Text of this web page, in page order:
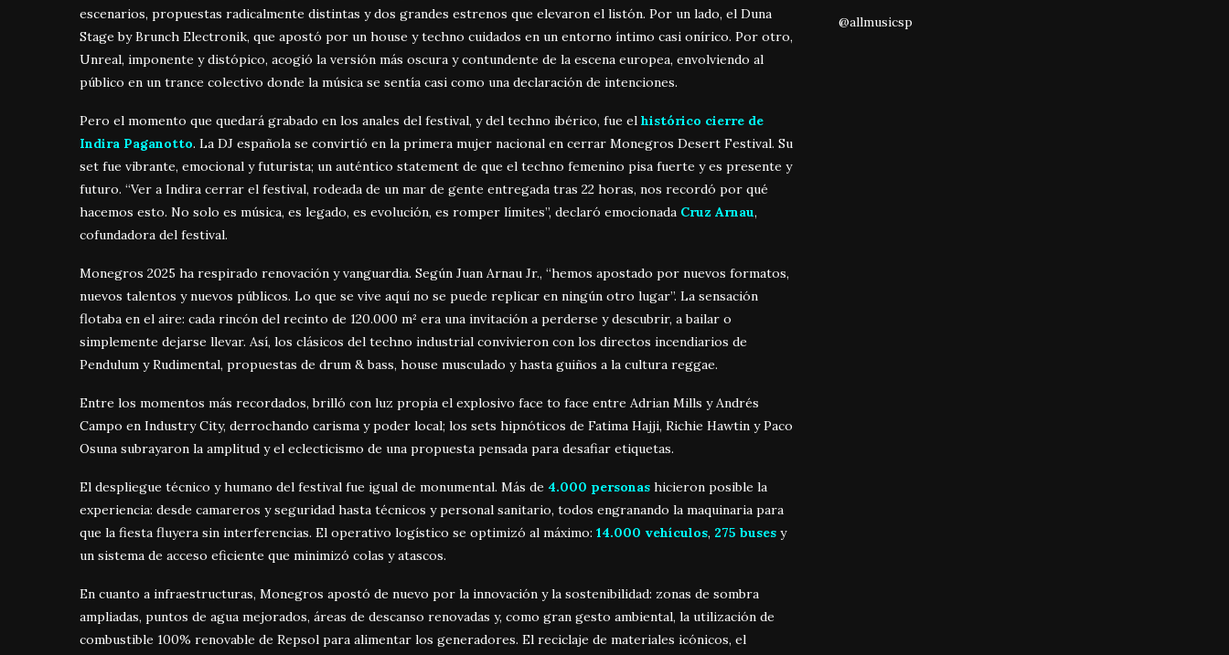
escenarios, propuestas radicalmente distintas y dos grandes estrenos que elevaron el listón. Por un lado, el Duna
Stage by Brunch Electronik, que apostó por un house y techno cuidados en un entorno íntimo casi onírico. Por otro,
Unreal, imponente y distópico, acogió la versión más oscura y contundente de la escena europea, envolviendo al
público en un trance colectivo donde la música se sentía casi como una declaración de intenciones.
Pero el momento que quedará grabado en los anales del festival, y del techno ibérico, fue el histórico cierre de
Indira Paganotto. La DJ española se convirtió en la primera mujer nacional en cerrar Monegros Desert Festival. Su
set fue vibrante, emocional y futurista; un auténtico statement de que el techno femenino pisa fuerte y es presente y
futuro. “Ver a Indira cerrar el festival, rodeada de un mar de gente entregada tras 22 horas, nos recordó por qué
hacemos esto. No solo es música, es legado, es evolución, es romper límites”, declaró emocionada Cruz Arnau,
cofundadora del festival.
Monegros 2025 ha respirado renovación y vanguardia. Según Juan Arnau Jr., “hemos apostado por nuevos formatos,
nuevos talentos y nuevos públicos. Lo que se vive aquí no se puede replicar en ningún otro lugar”. La sensación
flotaba en el aire: cada rincón del recinto de 120.000 m² era una invitación a perderse y descubrir, a bailar o
simplemente dejarse llevar. Así, los clásicos del techno industrial convivieron con los directos incendiarios de
Pendulum y Rudimental, propuestas de drum & bass, house musculado y hasta guiños a la cultura reggae.
Entre los momentos más recordados, brilló con luz propia el explosivo face to face entre Adrian Mills y Andrés
Campo en Industry City, derrochando carisma y poder local; los sets hipnóticos de Fatima Hajji, Richie Hawtin y Paco
Osuna subrayaron la amplitud y el eclecticismo de una propuesta pensada para desafiar etiquetas.
El despliegue técnico y humano del festival fue igual de monumental. Más de 4.000 personas hicieron posible la
experiencia: desde camareros y seguridad hasta técnicos y personal sanitario, todos engranando la maquinaria para
que la fiesta fluyera sin interferencias. El operativo logístico se optimizó al máximo: 14.000 vehículos, 275 buses y
un sistema de acceso eficiente que minimizó colas y atascos.
En cuanto a infraestructuras, Monegros apostó de nuevo por la innovación y la sostenibilidad: zonas de sombra
ampliadas, puntos de agua mejorados, áreas de descanso renovadas y, como gran gesto ambiental, la utilización de
combustible 100% renovable de Repsol para alimentar los generadores. El reciclaje de materiales icónicos, el
@allmusicsp